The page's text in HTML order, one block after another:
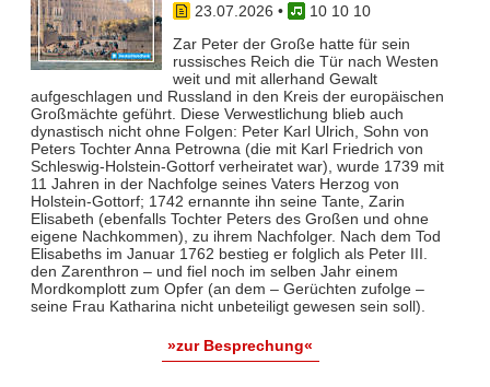
23.07.2026 •
10 10 10
Zar Peter der Große hatte für sein
russisches Reich die Tür nach Westen
weit und mit allerhand Gewalt
aufgeschlagen und Russland in den Kreis der europäischen
Großmächte geführt. Diese Verwestlichung blieb auch
dynastisch nicht ohne Folgen: Peter Karl Ulrich, Sohn von
Peters Tochter Anna Petrowna (die mit Karl Friedrich von
Schleswig-Holstein-Gottorf verheiratet war), wurde 1739 mit
11 Jahren in der Nachfolge seines Vaters Herzog von
Holstein-Gottorf; 1742 ernannte ihn seine Tante, Zarin
Elisabeth (ebenfalls Tochter Peters des Großen und ohne
eigene Nachkommen), zu ihrem Nachfolger. Nach dem Tod
Elisabeths im Januar 1762 bestieg er folglich als Peter III.
den Zarenthron – und fiel noch im selben Jahr einem
Mordkomplott zum Opfer (an dem – Gerüchten zufolge –
seine Frau Katharina nicht unbeteiligt gewesen sein soll).
»zur Besprechung«